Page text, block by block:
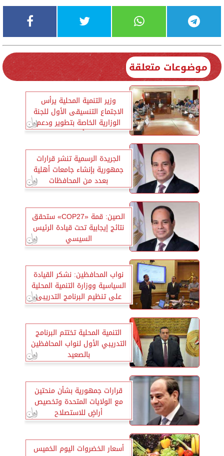
موضوعات متعلقة
وزير التنمية المحلية يرأس
الاجتماع التنسيقى الأول للجنة
الوزارية الخاصة بتطوير ودعم
منصة «أيادي مصر»
الجريدة الرسمية تنشر قرارات
جمهورية بإنشاء جامعات أهلية
بعدد من المحافظات
الصين: قمة «COP27» ستحقق
نتائج إيجابية تحت قيادة الرئيس
السيسي
نواب المحافظين: نشكر القيادة
السياسية ووزارة التنمية المحلية
على تنظيم البرنامج التدريبى
التنمية المحلية تختتم البرنامج
التدريبي الأول لنواب المحافظين
بالصعيد
قرارات جمهورية بشأن منحتين
مع الولايات المتحدة وتخصيص
أراضٍ للاستصلاح
أسعار الخضروات اليوم الخميس